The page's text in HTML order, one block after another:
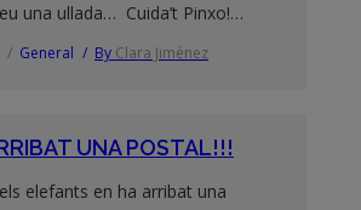
una ullada… Cuida’t Pinxo!…
General By Clara Jiménez
UNA POSTAL!!!
elefants en ha arribat una